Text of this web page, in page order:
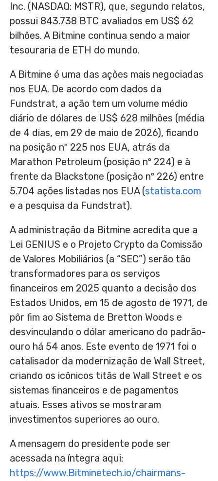
Inc. (NASDAQ: MSTR), que, segundo relatos,
possui 843.738 BTC avaliados em US$ 62
bilhões. A Bitmine continua sendo a maior
tesouraria de ETH do mundo.
A Bitmine é uma das ações mais negociadas
nos EUA. De acordo com dados da
Fundstrat, a ação tem um volume médio
diário de dólares de US$ 628 milhões (média
de 4 dias, em 29 de maio de 2026), ficando
na posição nº 225 nos EUA, atrás da
Marathon Petroleum (posição nº 224) e à
frente da Blackstone (posição nº 226) entre
5.704 ações listadas nos EUA (statista.com
e a pesquisa da Fundstrat).
A administração da Bitmine acredita que a
Lei GENIUS e o Projeto Crypto da Comissão
de Valores Mobiliários (a “SEC”) serão tão
transformadores para os serviços
financeiros em 2025 quanto a decisão dos
Estados Unidos, em 15 de agosto de 1971, de
pôr fim ao Sistema de Bretton Woods e
desvinculando o dólar americano do padrão-
ouro há 54 anos. Este evento de 1971 foi o
catalisador da modernização de Wall Street,
criando os icônicos titãs de Wall Street e os
sistemas financeiros e de pagamentos
atuais. Esses ativos se mostraram
investimentos superiores ao ouro.
A mensagem do presidente pode ser
acessada na íntegra aqui:
https://www.Bitminetech.io/chairmans-